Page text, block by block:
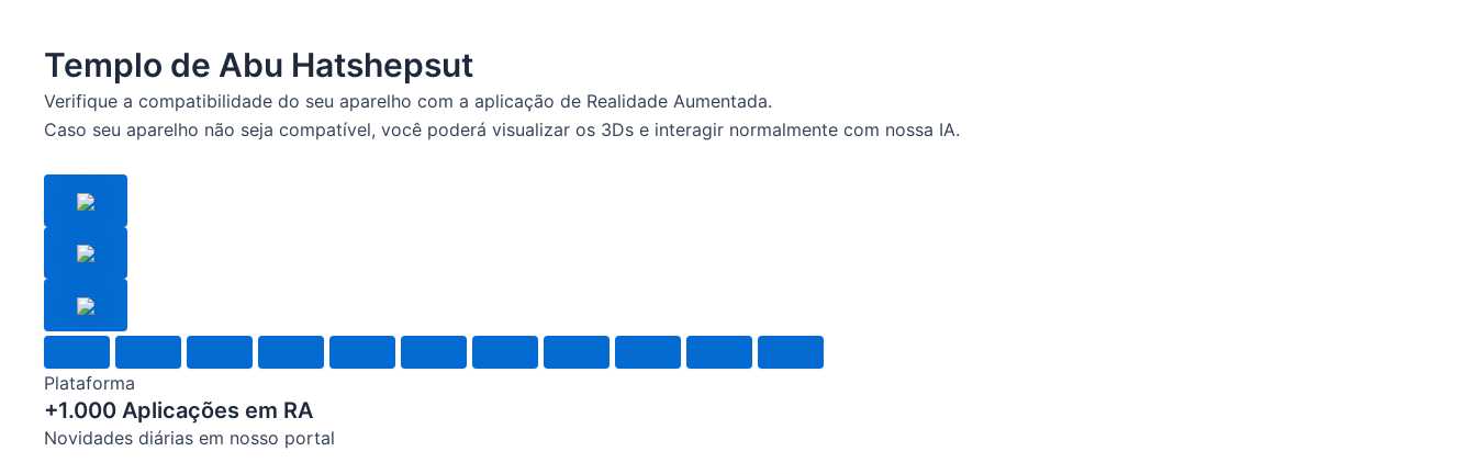
Templo de Abu Hatshepsut
Verifique a compatibilidade do seu aparelho com a aplicação de Realidade Aumentada.
Caso seu aparelho não seja compatível, você poderá visualizar os 3Ds e interagir normalmente com nossa IA.
Plataforma
+1.000 Aplicações em RA
Novidades diárias em nosso portal